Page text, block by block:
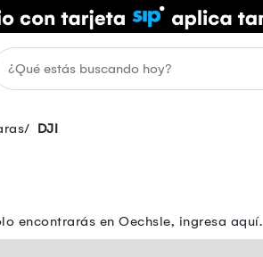
DJI
encontrarás en Oechsle, ingresa aquí.